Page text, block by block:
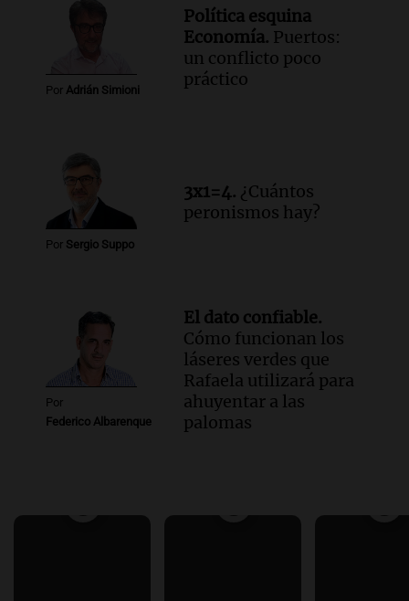
Por Adrián Simioni
Política esquina
Economía. Puertos:
un conflicto poco
práctico
Por Sergio Suppo
3x1=4. ¿Cuántos
peronismos hay?
Por
Federico Albarenque
El dato confiable.
Cómo funcionan los
láseres verdes que
Rafaela utilizará para
ahuyentar a las
palomas